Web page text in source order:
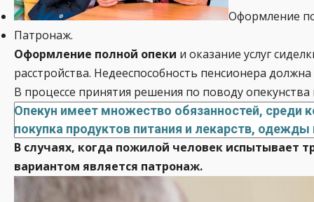
Оформление
Патронаж.
Оформление полной опеки и оказание услуг
расстройства. Недееспособность пенсионера
В процессе принятия решения по поводу
Опекун имеет множество обязанностей, среди
покупка продуктов питания и лекарств,
В случаях, когда пожилой человек испытывает
вариантом является патронаж.